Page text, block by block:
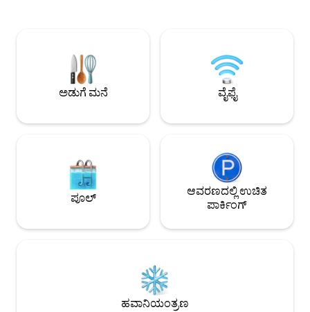
ಸಿನೆಮಾ ಥಿಯೇಟರ್, ಚೆಸ್ ಸೆಟ್ ಇರುವ ಟೇಬಲ್,
ಲಾಂಡ್ರಿ ರೂಮ್ ಮತ್ತು ಉತ್ತಮ ಸೌಕರ್ಯಗಳಿರುವ
ಶಾಪಿಂಗ್ ಸ್ಥಳಗಳಿಂದ ಕೆಲವೇ ಹೆಜ್ಜೆ ದೂರದಲ್ಲಿರುವ
ಸುಂದರವಾಗಿದೆ!" ★ ಐಷಾಳನ್ನು ಭೇಟಿ ಮಾಡಿ:
ಅಸಾಧಾರಣ ಆತಿಥ್ಯ
ಪಾಕಪದ್ಧತಿಗಾಗಿ
ಅಡುಗೆ ಮನೆ ವೈಫೈ
ಪೂಲ್
ಆವರಣದಲ್ಲಿ ಉಚಿತ
ಪಾರ್ಕಿಂಗ್
ಹವಾನಿಯಂತ್ರಣ